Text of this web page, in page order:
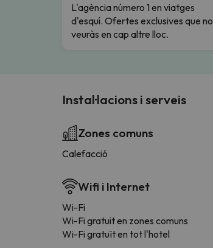
L'agència número 1 en viatges
d'esquí. Ofertes exclusives que no
veuràs en cap altre lloc.
Instal·lacions i serveis
Zones comuns
Calefacció
Wifi i Internet
Wi-Fi
Wi-Fi gratuit en zones comuns
Wi-Fi gratuït en tot l'hotel